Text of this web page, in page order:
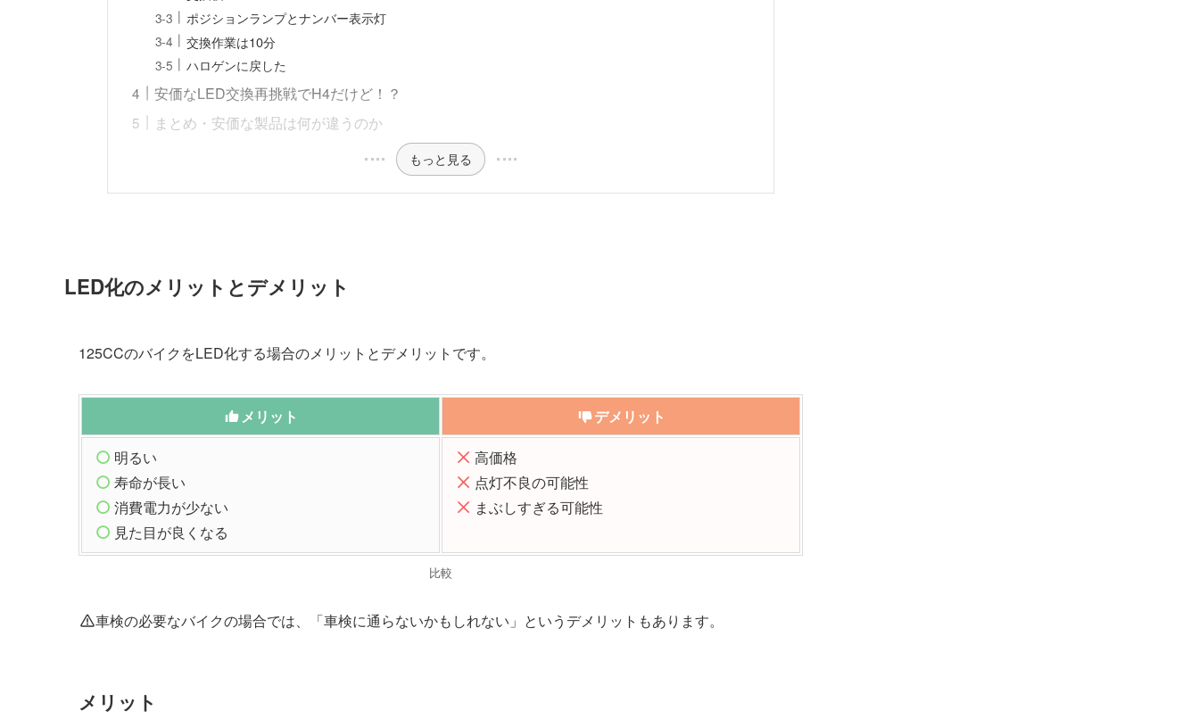
ポジションランプとナンバー表示灯
交換作業は10分
ハロゲンに戻した
安価なLED交換再挑戦でH4だけど！？
まとめ・安価な製品は何が違うのか
もっと見る
LED化のメリットとデメリット
125CCのバイクをLED化する場合のメリットとデメリットです。
メリット
デメリット
明るい
寿命が長い
消費電力が少ない
見た目が良くなる
高価格
点灯不良の可能性
まぶしすぎる可能性
比較
車検の必要なバイクの場合では、「車検に通らないかもしれない」というデメリットもあります。
メリット